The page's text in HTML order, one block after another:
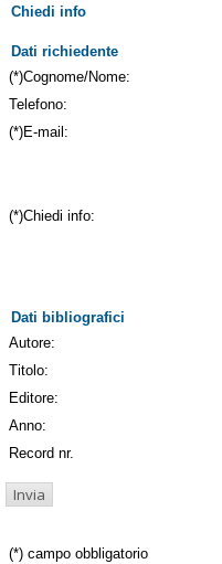
Chiedi info
Dati richiedente
(*)Cognome/Nome:
Telefono:
(*)E-mail:
(*)Chiedi info:
Dati bibliografici
Autore:
Titolo:
Editore:
Anno:
Record nr.
(*) campo obbligatorio